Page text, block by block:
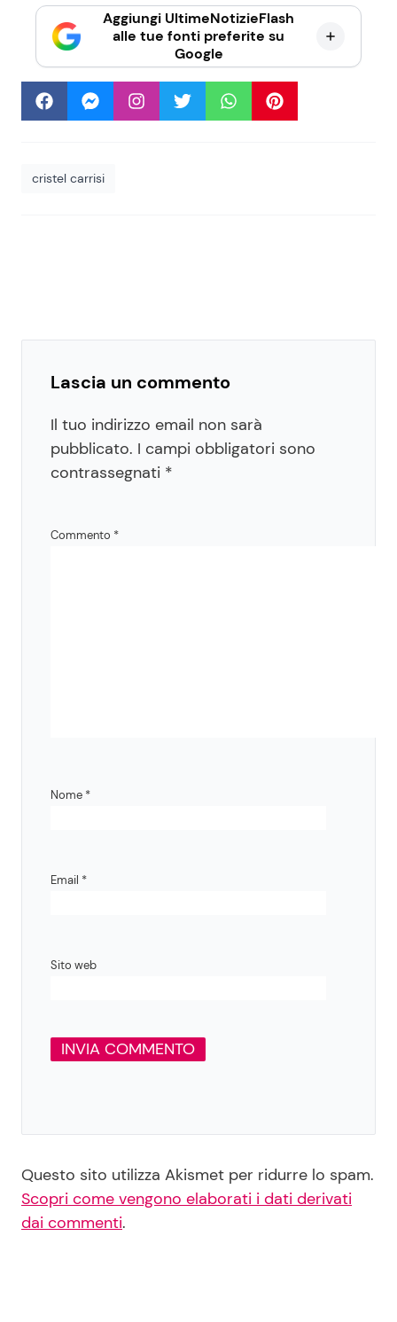
Aggiungi UltimeNotizieFlash
alle tue fonti preferite su
Google
cristel carrisi
Lascia un commento
Il tuo indirizzo email non sarà
pubblicato. I campi obbligatori sono
contrassegnati *
Commento *
Nome *
Email *
Sito web
Questo sito utilizza Akismet per ridurre lo spam.
Scopri come vengono elaborati i dati derivati
dai commenti.